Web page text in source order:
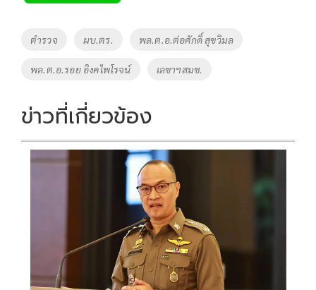
b
o
k
er y
Li
n
k
Tags
ตำรวจ ผบ.ตร. พล.ต.อ.ต่อศักดิ์ สุขวิมล
พล.ต.อ.รอย อิงคไพโรจน์ เลขาฯสมช.
ข่าวที่เกี่ยวข้อง